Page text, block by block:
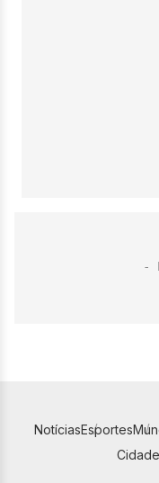
NotíciasEsportes